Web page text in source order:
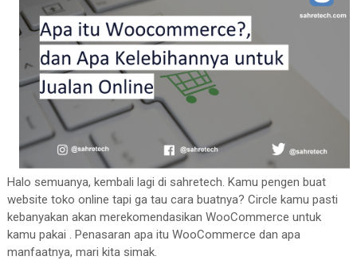
Halo semuanya, kembali lagi di sahretech. Kamu pengen buat
website toko online tapi ga tau cara buatnya? Circle kamu pasti
kebanyakan akan merekomendasikan WooCommerce untuk
kamu pakai . Penasaran apa itu WooCommerce dan apa
manfaatnya, mari kita simak.